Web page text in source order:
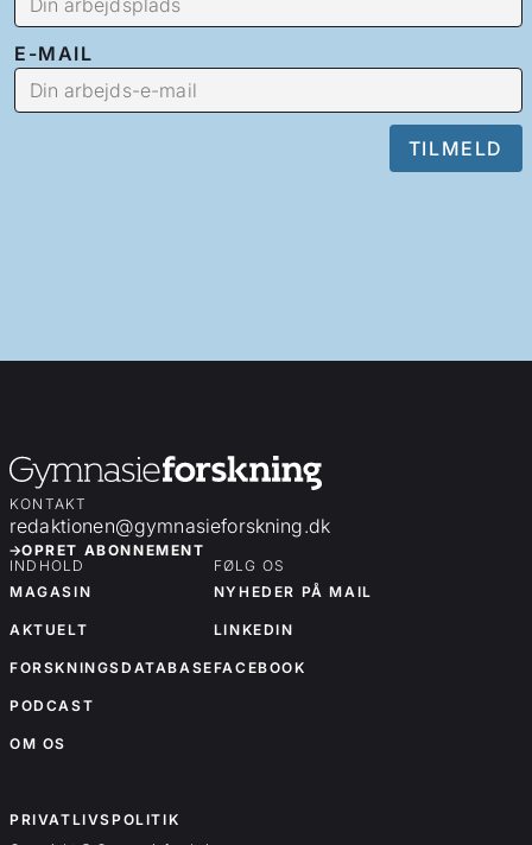
E-MAIL
KONTAKT
redaktionen@gymnasieforskning.dk
OPRET ABONNEMENT
INDHOLD
MAGASIN
AKTUELT
FORSKNINGSDATABASE
PODCAST
OM OS
FØLG OS
NYHEDER PÅ MAIL
LINKEDIN
FACEBOOK
PRIVATLIVSPOLITIK